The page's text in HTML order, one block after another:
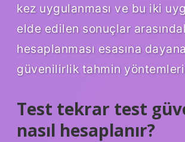
kez uygulanması ve bu iki
elde edilen sonuçlar
hesaplanması esasına
güvenilirlik tahmin
Test tekrar test
nasıl hesaplanır?